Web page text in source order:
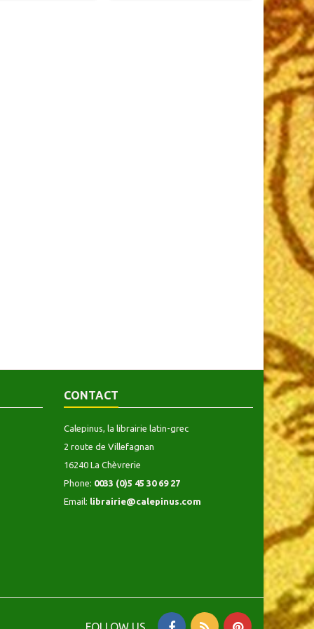
1950, 13 x 20,
CONTACT
Calepinus, la librairie latin-grec
2 route de Villefagnan
16240 La Chèvrerie
Phone: 0033 (0)5 45 30 69 27
Email: librairie@calepinus.com